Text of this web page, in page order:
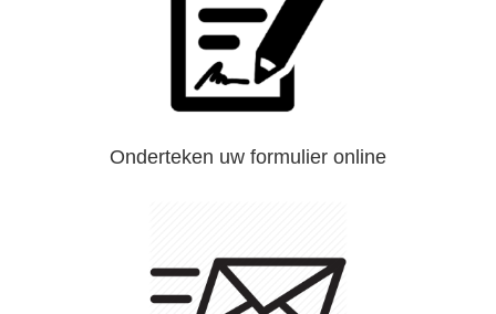
Onderteken uw formulier online